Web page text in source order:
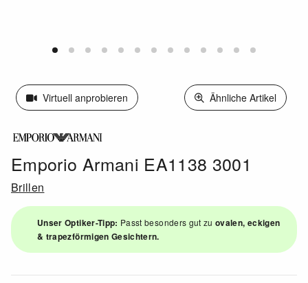
Virtuell anprobieren Ähnliche Artikel
Emporio Armani EA1138 3001
Brillen
Unser Optiker-Tipp: Passt besonders gut zuovalen, eckigen
& trapezförmigen Gesichtern.